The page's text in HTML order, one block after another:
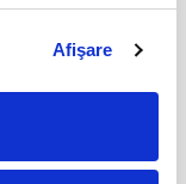
Afişare
16
oct